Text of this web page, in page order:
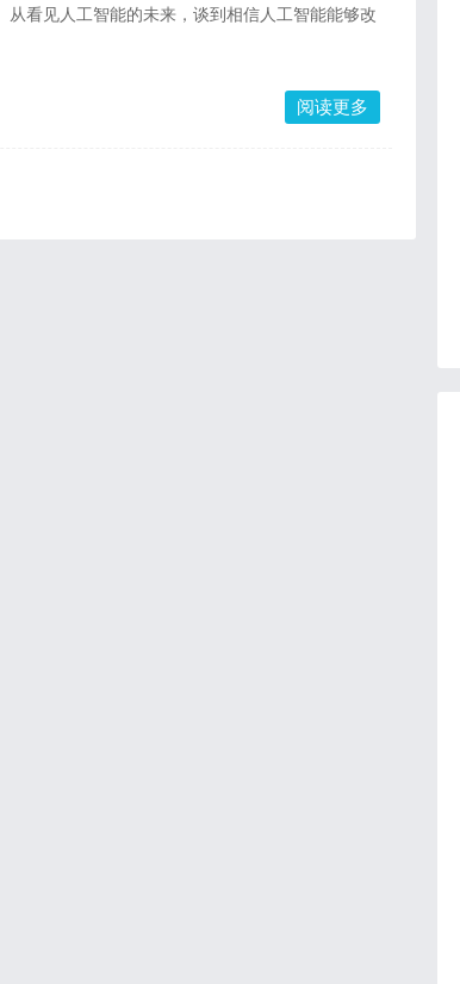
看见人工智能的未来，谈到相信人工智能能够改
阅读更多